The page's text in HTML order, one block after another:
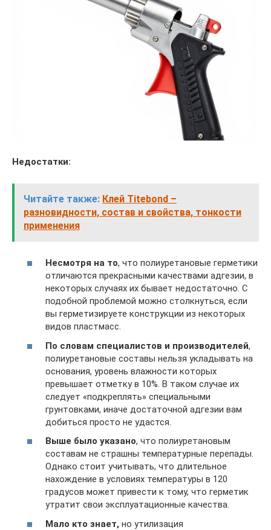
Недостатки:
Читайте также: Клей Titebond –
разновидности, состав и свойства, тонкости
применения
Несмотря на то, что полиуретановые герметики
отличаются прекрасными качествами адгезии, в
некоторых случаях их бывает недостаточно. С
подобной проблемой можно столкнуться, если
вы герметизируете конструкции из некоторых
видов пластмасс.
По словам специалистов и производителей,
полиуретановые составы нельзя укладывать на
основания, уровень влажности которых
превышает отметку в 10%. В таком случае их
следует «подкреплять» специальными
грунтовками, иначе достаточной адгезии вам
добиться просто не удастся.
Выше было указано, что полиуретановым
составам не страшны температурные перепады.
Однако стоит учитывать, что длительное
нахождение в условиях температуры в 120
градусов может привести к тому, что герметик
утратит свои эксплуатационные качества.
Мало кто знает, но утилизация